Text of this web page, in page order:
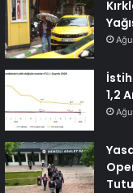
1,2